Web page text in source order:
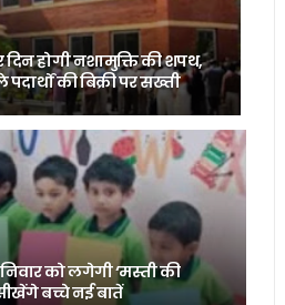
दिन होगी नशामुक्ति की शपथ,
की बिक्री पर सख्ती
को लगेगी ‘मस्ती की
बच्चे नई बातें